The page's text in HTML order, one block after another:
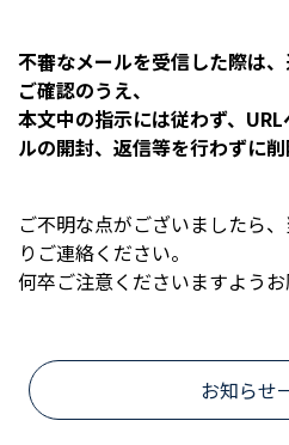
不審なメールを受信した際は
ご確認のうえ、
本文中の指示には従わず、
ルの開封、返信等を行わずに削
ご不明な点がございましたら
りご連絡ください。
何卒ご注意くださいますようお
お知らせ